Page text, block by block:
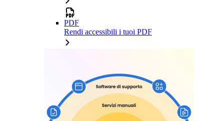
PDF
Rendi accessibili i tuoi PDF